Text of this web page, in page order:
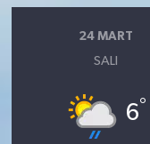
24 MART
SALI
6°